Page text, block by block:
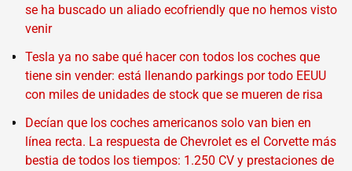
se ha buscado un aliado ecofriendly que no hemos visto
venir
Tesla ya no sabe qué hacer con todos los coches que
tiene sin vender: está llenando parkings por todo EEUU
con miles de unidades de stock que se mueren de risa
Decían que los coches americanos solo van bien en
línea recta. La respuesta de Chevrolet es el Corvette más
bestia de todos los tiempos: 1.250 CV y prestaciones de